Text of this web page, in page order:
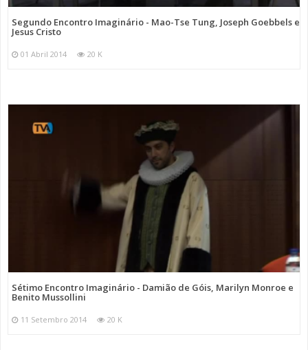
Segundo Encontro Imaginário - Mao-Tse Tung, Joseph Goebbels e
Jesus Cristo
01 Abril 2014 20 K
Sétimo Encontro Imaginário - Damião de Góis, Marilyn Monroe e
Benito Mussollini
11 Setembro 2014 20 K